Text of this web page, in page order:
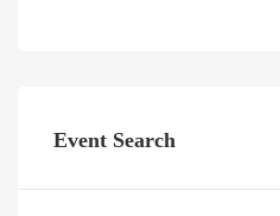
Event Search